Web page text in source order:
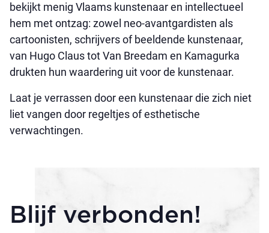
bekijkt menig Vlaams kunstenaar en intellectueel
hem met ontzag: zowel neo-avantgardisten als
cartoonisten, schrijvers of beeldende kunstenaar,
van Hugo Claus tot Van Breedam en Kamagurka
drukten hun waardering uit voor de kunstenaar.
Laat je verrassen door een kunstenaar die zich niet
liet vangen door regeltjes of esthetische
verwachtingen.
Blijf verbonden!